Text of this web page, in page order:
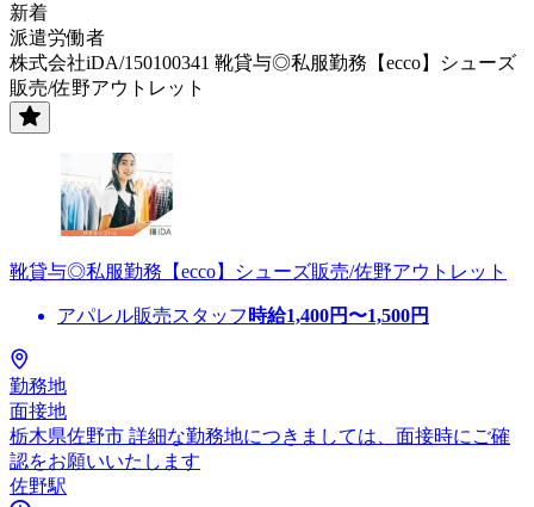
新着
派遣労働者
株式会社iDA/150100341 靴貸与◎私服勤務【ecco】シューズ
販売/佐野アウトレット
靴貸与◎私服勤務【ecco】シューズ販売/佐野アウトレット
アパレル販売スタッフ 時給1,400円〜1,500円
勤務地
面接地
栃木県佐野市 詳細な勤務地につきましては、面接時にご確
認をお願いいたします
佐野駅